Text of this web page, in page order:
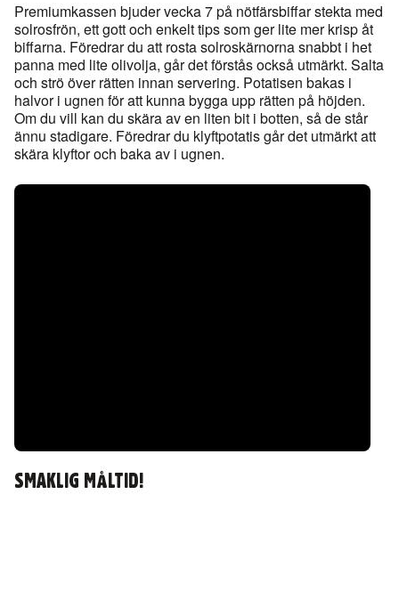
Premiumkassen bjuder vecka 7 på nötfärsbiffar stekta med
solrosfrön, ett gott och enkelt tips som ger lite mer krisp åt
biffarna. Föredrar du att rosta solroskärnorna snabbt i het
panna med lite olivolja, går det förstås också utmärkt. Salta
och strö över rätten innan servering. Potatisen bakas i
halvor i ugnen för att kunna bygga upp rätten på höjden.
Om du vill kan du skära av en liten bit i botten, så de står
ännu stadigare. Föredrar du klyftpotatis går det utmärkt att
skära klyftor och baka av i ugnen.
SMAKLIG MÅLTID!